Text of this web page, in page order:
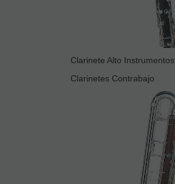
Clarinete Alto Instrumentos
Clarinetes Contrabajo